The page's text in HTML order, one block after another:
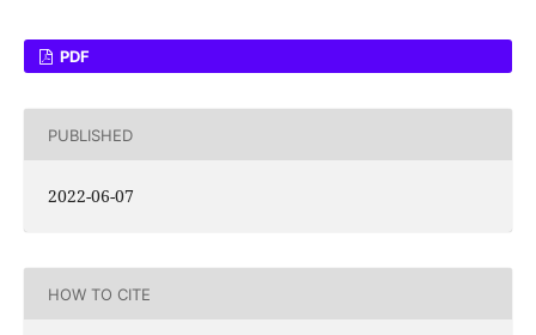
PDF
PUBLISHED
2022-06-07
HOW TO CITE